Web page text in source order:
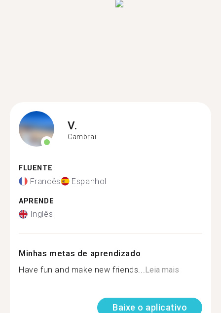
V.
Cambrai
FLUENTE
Francês Espanhol
APRENDE
Inglês
Minhas metas de aprendizado
Have fun and make new friends...Leia mais
Baixe o aplicativo